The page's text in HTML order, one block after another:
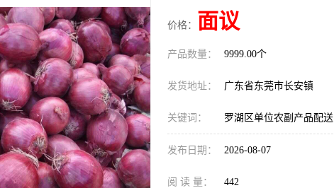
价格： 面议
产品数量： 9999.00个
发货地址： 广东省东莞市长安镇
关键词： 罗湖区单位农副产品配送
发布日期： 2026-08-07
阅 读 量： 442